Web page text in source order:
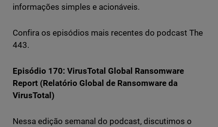
informações simples e acionáveis.
Confira os episódios mais recentes do podcast The
443.
Episódio 170: VirusTotal Global Ransomware
Report (Relatório Global de Ransomware da
VirusTotal)
Nessa edição semanal do podcast, discutimos o